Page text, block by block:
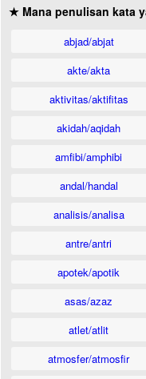
★ Mana penulisan kata
abjad/abjat
akte/akta
aktivitas/aktifitas
akidah/aqidah
amfibi/amphibi
andal/handal
analisis/analisa
antre/antri
apotek/apotik
asas/azaz
atlet/atlit
atmosfer/atmosfir